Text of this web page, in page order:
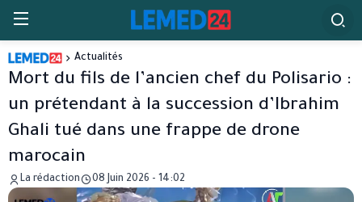
Actualités
Mort du fils de l’ancien chef du Polisario :
un prétendant à la succession d’Ibrahim
Ghali tué dans une frappe de drone
marocain
La rédaction 08 Juin 2026 - 14:02